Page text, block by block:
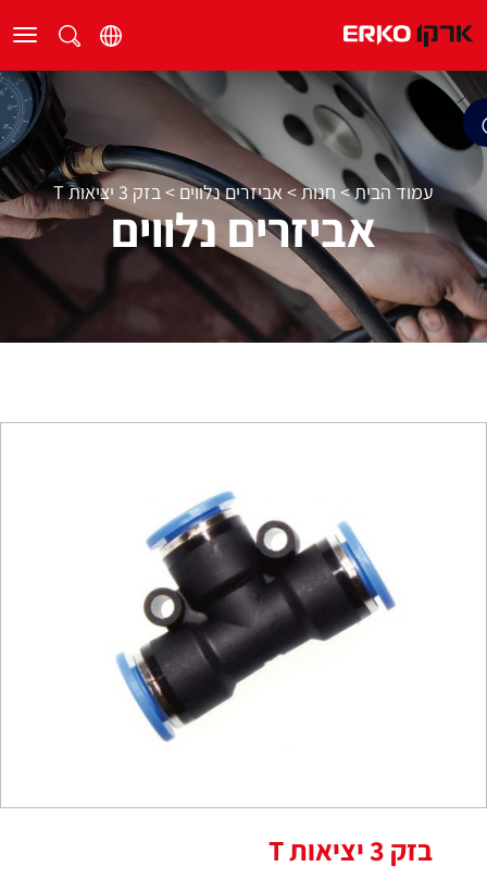
עמוד הבית> חנות>אביזרים נלווים >בזק 3 יציאות T
אביזרים נלווים
בזק 3 יציאות T